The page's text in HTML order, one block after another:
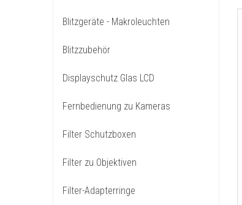
Blitzgeräte - Makroleuchten
Blitzzubehör
Displayschutz Glas LCD
Fernbedienung zu Kameras
Filter Schutzboxen
Filter zu Objektiven
Filter-Adapterringe